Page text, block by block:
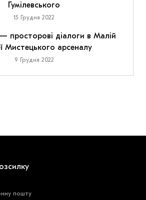
Гумілевського
15 Грудня 2022
просторові діалоги в Малій
Мистецького арсеналу
9 Грудня 2022